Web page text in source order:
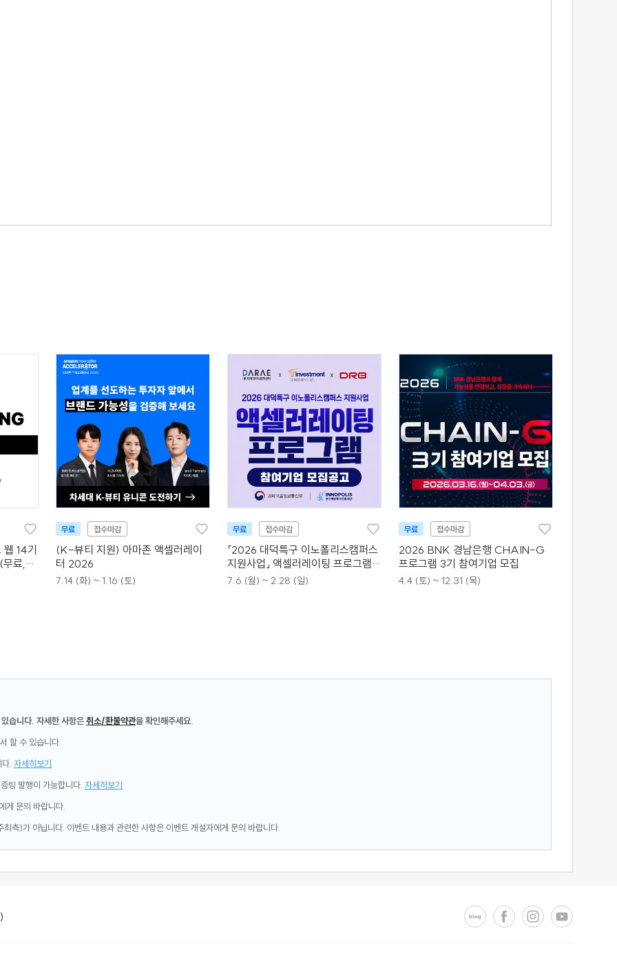
14기
료,
무료 접수마감
(K-뷰티 지원) 아마존 액셀러레이
터 2026
7.14 (화) ~ 1.16 (토)
무료 접수마감
「2026 대덕특구 이노폴리스캠퍼스
지원사업」 액셀러레이팅 프로그램
참여기업 모집
7.6 (월) ~ 2.28 (일)
무료 접수마감
2026 BNK 경남은행 CHAIN-G
프로그램 3기 참여기업 모집
4.4 (토) ~ 12.31 (목)
습니다. 자세한 사항은취소/환불약관을 확인해주세요.
할 수 있습니다.
. 자세히보기
빙 발행이 가능합니다. 자세히보기
게 문의 바랍니다.
측)가 아닙니다. 이벤트 내용과 관련한 사항은 이벤트 개설자에게 문의 바랍니다.